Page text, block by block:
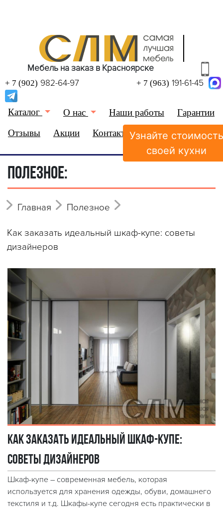
Узнайте стоимость
своей кухни
Мебель на заказ в Красноярске
+ 7 (902) 982-64-97 + 7 (963) 191-61-45
Каталог О нас Наши работы
Гарантии
Отзывы
Акции Контакты Избранное (0)
ПОЛЕЗНОЕ:
Главная Полезное
Как заказать идеальный шкаф-купе: советы
дизайнеров
Как заказать идеальный шкаф-купе:
советы дизайнеров
Шкаф-купе – современная мебель, которая
используется для хранения одежды, обуви, домашнего
текстиля и т.д. Шкафы-купе сегодня есть практически в